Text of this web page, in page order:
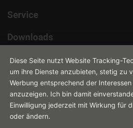
Service
Downloads
Kontakt
Diese Seite nutzt Website Tracking-
um ihre Dienste anzubieten, stetig zu
Werbung entsprechend der
anzuzeigen. Ich bin damit
Einwilligung jederzeit mit Wirkung für
oder ändern.